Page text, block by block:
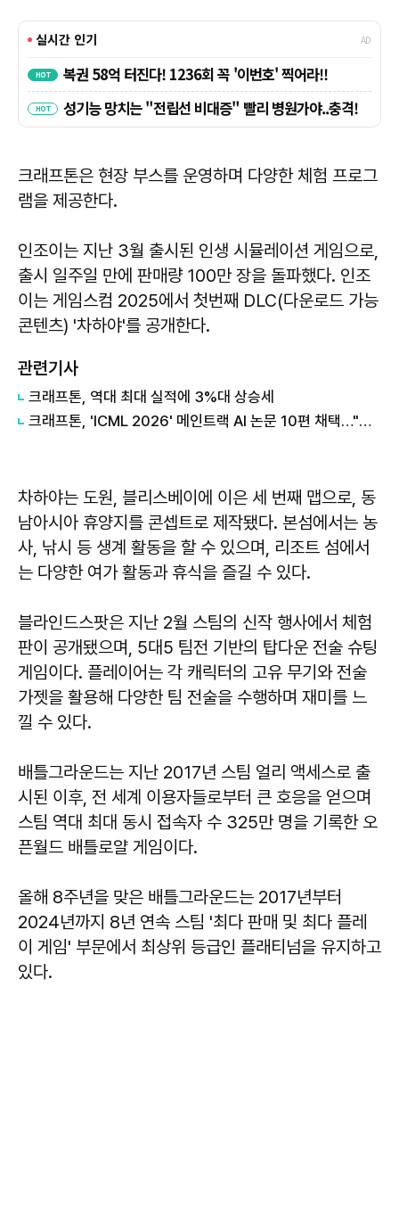
크래프톤은 현장 부스를 운영하며 다양한 체험 프로그
램을 제공한다.
인조이는 지난 3월 출시된 인생 시뮬레이션 게임으로,
출시 일주일 만에 판매량 100만 장을 돌파했다. 인조
이는 게임스컴 2025에서 첫번째 DLC(다운로드 가능
콘텐츠) '차하야'를 공개한다.
관련기사
크래프톤, 역대 최대 실적에 3%대 상승세
크래프톤, 'ICML 2026' 메인트랙 AI 논문 10편 채택…"역대 최대 성과"
차하야는 도원, 블리스베이에 이은 세 번째 맵으로, 동
남아시아 휴양지를 콘셉트로 제작됐다. 본섬에서는 농
사, 낚시 등 생계 활동을 할 수 있으며, 리조트 섬에서
는 다양한 여가 활동과 휴식을 즐길 수 있다.
블라인드스팟은 지난 2월 스팀의 신작 행사에서 체험
판이 공개됐으며, 5대5 팀전 기반의 탑다운 전술 슈팅
게임이다. 플레이어는 각 캐릭터의 고유 무기와 전술
가젯을 활용해 다양한 팀 전술을 수행하며 재미를 느
낄 수 있다.
배틀그라운드는 지난 2017년 스팀 얼리 액세스로 출
시된 이후, 전 세계 이용자들로부터 큰 호응을 얻으며
스팀 역대 최대 동시 접속자 수 325만 명을 기록한 오
픈월드 배틀로얄 게임이다.
올해 8주년을 맞은 배틀그라운드는 2017년부터
2024년까지 8년 연속 스팀 '최다 판매 및 최다 플레
이 게임' 부문에서 최상위 등급인 플래티넘을 유지하고
있다.